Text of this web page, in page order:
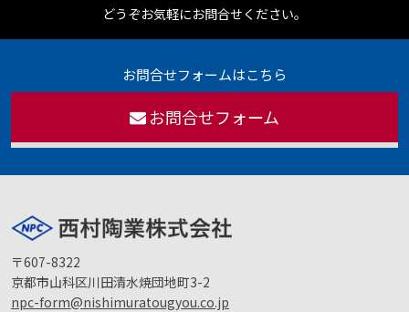
どうぞお気軽にお問合せください。
お問合せフォームはこちら
お問合せフォーム
〒607-8322
京都市山科区川田清水焼団地町3-2
npc-form@nishimuratougyou.co.jp